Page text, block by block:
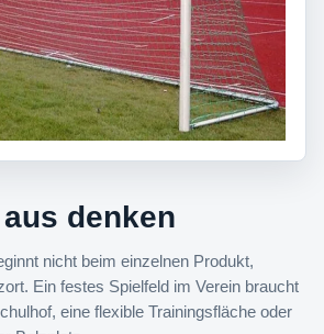
denken
nicht beim einzelnen Produkt,
Ein festes Spielfeld im Verein braucht
eine flexible Trainingsfläche oder